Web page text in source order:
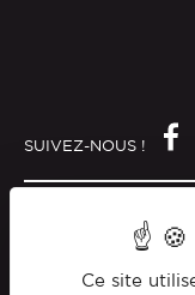
SUIVEZ-NOUS !
Politique de
Ce site